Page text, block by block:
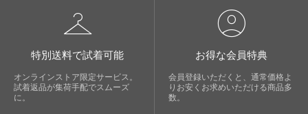
checkroom
特別送料で試着可能
オンラインストア限定サービス。
試着返品が集荷手配でスムーズ
に。
account_circle
お得な会員特典
会員登録いただくと、通常価格よ
りお安くお求めいただける商品多
数。